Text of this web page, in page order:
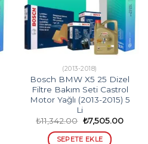
(2013-2018)
Bosch BMW X5 25 Dizel
Filtre Bakım Seti Castrol
Motor Yağlı (2013-2015) 5
Li
₺11,342.00 Orijinal
fiyat:
₺11,342.00.
₺7,505.00Şu
SEPETE EKLE